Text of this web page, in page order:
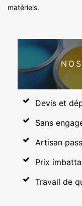
matériels.
Devis et
Sans
Artisan
Prix
Travail de